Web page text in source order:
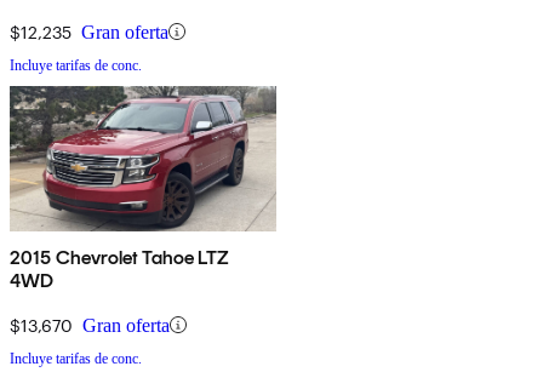
$12,235 Gran oferta
Incluye tarifas de conc.
2015 Chevrolet Tahoe LTZ
4WD
$13,670 Gran oferta
Incluye tarifas de conc.